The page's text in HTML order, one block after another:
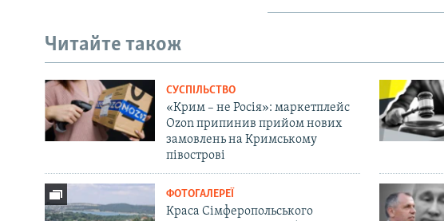
Читайте також
СУСПІЛЬСТВО
«Крим – не Росія»: маркетплейс
Ozon припинив прийом нових
замовлень на Кримському
півострові
ФОТОГАЛЕРЕЇ
Краса Сімферопольського